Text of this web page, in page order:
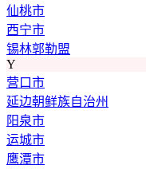
仙桃市
西宁市
锡林郭勒盟
Y
营口市
延边朝鲜族自治州
阳泉市
运城市
鹰潭市